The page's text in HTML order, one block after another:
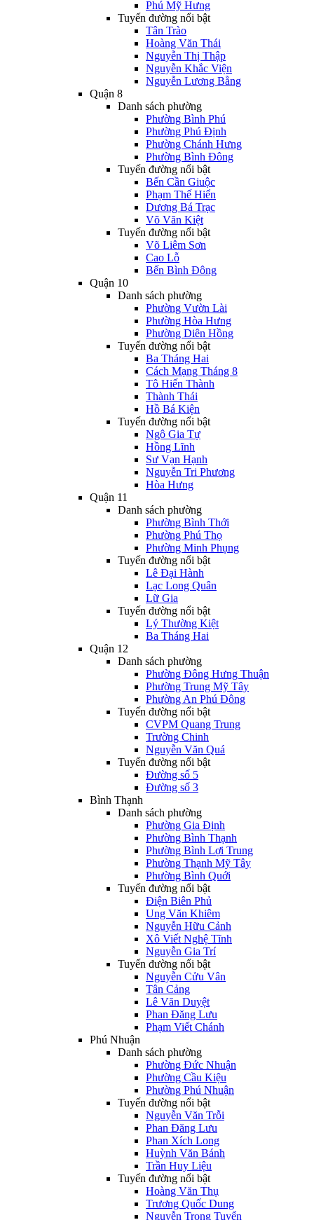
Phú Mỹ Hưng
Tuyến đường nổi bật
Tân Trào
Hoàng Văn Thái
Nguyễn Thị Thập
Nguyễn Khắc Viện
Nguyễn Lương Bằng
Quận 8
Danh sách phường
Phường Bình Phú
Phường Phú Định
Phường Chánh Hưng
Phường Bình Đông
Tuyến đường nổi bật
Bến Cần Giuộc
Phạm Thế Hiển
Dương Bá Trạc
Võ Văn Kiệt
Tuyến đường nổi bật
Võ Liêm Sơn
Cao Lỗ
Bến Bình Đông
Quận 10
Danh sách phường
Phường Vườn Lài
Phường Hòa Hưng
Phường Diên Hồng
Tuyến đường nổi bật
Ba Tháng Hai
Cách Mạng Tháng 8
Tô Hiến Thành
Thành Thái
Hồ Bá Kiện
Tuyến đường nổi bật
Ngô Gia Tự
Hồng Lĩnh
Sư Vạn Hạnh
Nguyễn Tri Phương
Hòa Hưng
Quận 11
Danh sách phường
Phường Bình Thới
Phường Phú Thọ
Phường Minh Phụng
Tuyến đường nổi bật
Lê Đại Hành
Lạc Long Quân
Lữ Gia
Tuyến đường nổi bật
Lý Thường Kiệt
Ba Tháng Hai
Quận 12
Danh sách phường
Phường Đông Hưng Thuận
Phường Trung Mỹ Tây
Phường An Phú Đông
Tuyến đường nổi bật
CVPM Quang Trung
Trường Chinh
Nguyễn Văn Quá
Tuyến đường nổi bật
Đường số 5
Đường số 3
Bình Thạnh
Danh sách phường
Phường Gia Định
Phường Bình Thạnh
Phường Bình Lợi Trung
Phường Thạnh Mỹ Tây
Phường Bình Quới
Tuyến đường nổi bật
Điện Biên Phủ
Ung Văn Khiêm
Nguyễn Hữu Cảnh
Xô Viết Nghệ Tĩnh
Nguyễn Gia Trí
Tuyến đường nổi bật
Nguyễn Cửu Vân
Tân Cảng
Lê Văn Duyệt
Phan Đăng Lưu
Phạm Viết Chánh
Phú Nhuận
Danh sách phường
Phường Đức Nhuận
Phường Cầu Kiệu
Phường Phú Nhuận
Tuyến đường nổi bật
Nguyễn Văn Trỗi
Phan Đăng Lưu
Phan Xích Long
Huỳnh Văn Bánh
Trần Huy Liệu
Tuyến đường nổi bật
Hoàng Văn Thụ
Trương Quốc Dung
Nguyễn Trọng Tuyển